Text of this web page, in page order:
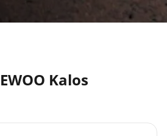
Kalos